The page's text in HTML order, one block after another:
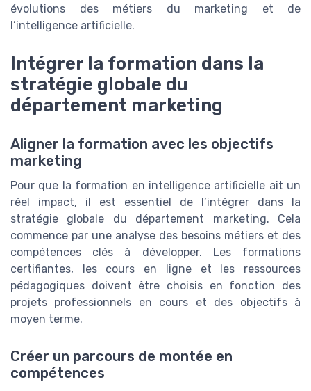
évolutions des métiers du marketing et de
l’intelligence artificielle.
Intégrer la formation dans la
stratégie globale du
département marketing
Aligner la formation avec les objectifs
marketing
Pour que la formation en intelligence artificielle ait un
réel impact, il est essentiel de l’intégrer dans la
stratégie globale du département marketing. Cela
commence par une analyse des besoins métiers et des
compétences clés à développer. Les formations
certifiantes, les cours en ligne et les ressources
pédagogiques doivent être choisis en fonction des
projets professionnels en cours et des objectifs à
moyen terme.
Créer un parcours de montée en
compétences